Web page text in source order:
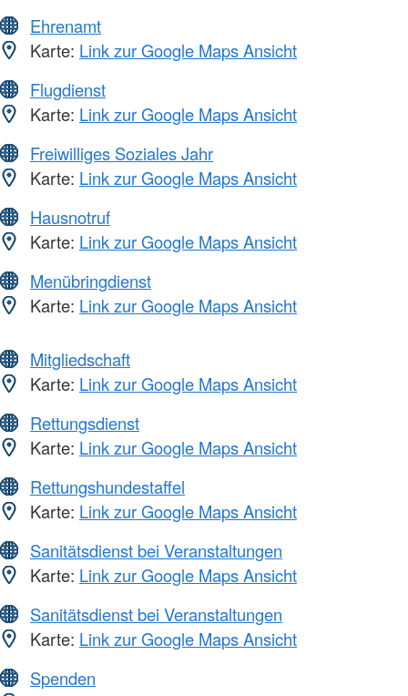
Ehrenamt
Karte: Link zur Google Maps Ansicht
Flugdienst
Karte: Link zur Google Maps Ansicht
Freiwilliges Soziales Jahr
Karte: Link zur Google Maps Ansicht
Hausnotruf
Karte: Link zur Google Maps Ansicht
Menübringdienst
Karte: Link zur Google Maps Ansicht
Mitgliedschaft
Karte: Link zur Google Maps Ansicht
Rettungsdienst
Karte: Link zur Google Maps Ansicht
Rettungshundestaffel
Karte: Link zur Google Maps Ansicht
Sanitätsdienst bei Veranstaltungen
Karte: Link zur Google Maps Ansicht
Sanitätsdienst bei Veranstaltungen
Karte: Link zur Google Maps Ansicht
Spenden